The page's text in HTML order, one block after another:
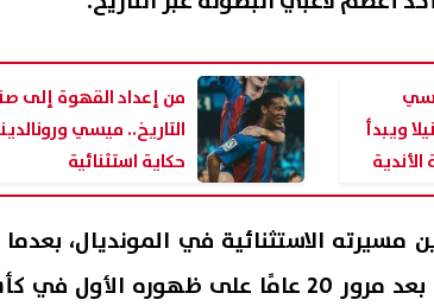
ويبدأ
من إعداد القهوة إلى
التاريخ.. ميسي
حكاية استثنائية
مسيرته الاستثنائية في المونديال،
النسخة الحالية من البطولة بعد مرور 20 عامًا على ظهوره
عبد المجيد يحتفل بزفافه..
رقص مدافع الزمالك
تشعل السوشيال ميديا
إلى شباب الأهلي
08 أغسطس, 2026 03:41 ص